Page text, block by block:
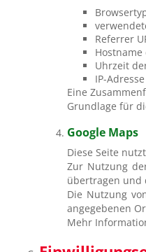
Referrer
Uhrzeit
IP-Adresse
Eine
Grundlage für
Google Maps
Diese Seite
Zur Nutzung
übertragen und
Die Nutzung
angegebenen
Mehr